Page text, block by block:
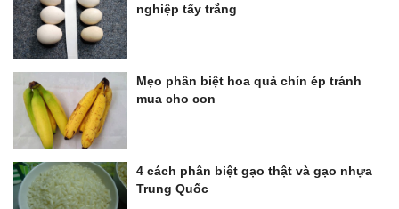
nghiệp tẩy trắng
Mẹo phân biệt hoa quả chín ép tránh
mua cho con
4 cách phân biệt gạo thật và gạo nhựa
Trung Quốc